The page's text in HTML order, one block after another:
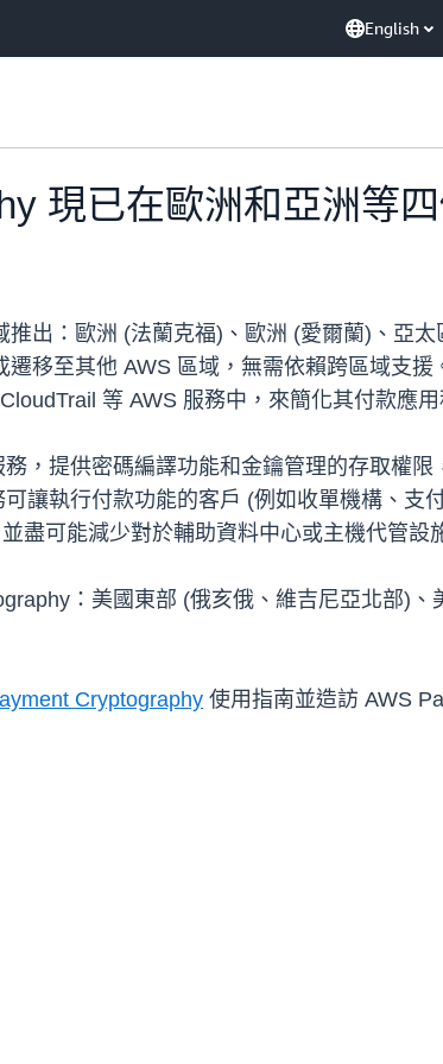
English
現已在歐洲和亞洲等
推出：歐洲 (法蘭克福)、歐洲 (愛爾蘭)、亞
移至其他 AWS 區域，無需依賴跨區域支
等 AWS 服務中，來簡化其付款應
，提供密碼編譯功能和金鑰管理的存取權
讓執行付款功能的客戶 (例如收單機構、支
盡可能減少對於輔助資料中心或主機代管設
：美國東部 (俄亥俄、維吉尼亞北部)
Cryptography 使用指南並造訪 AWS